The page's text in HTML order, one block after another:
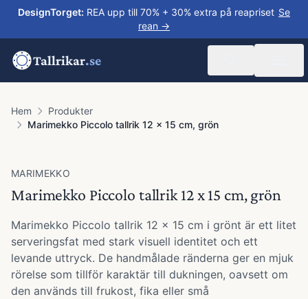
DesignTorget: REA upp till 70% + 30% extra på reapriset Se
rean →
Tallrikar.se
Hem
Produkter
Marimekko Piccolo tallrik 12 x 15 cm, grön
MARIMEKKO
Marimekko Piccolo tallrik 12 x 15 cm, grön
Marimekko Piccolo tallrik 12 × 15 cm i grönt är ett litet
serveringsfat med stark visuell identitet och ett
levande uttryck. De handmålade ränderna ger en mjuk
rörelse som tillför karaktär till dukningen, oavsett om
den används till frukost, fika eller små